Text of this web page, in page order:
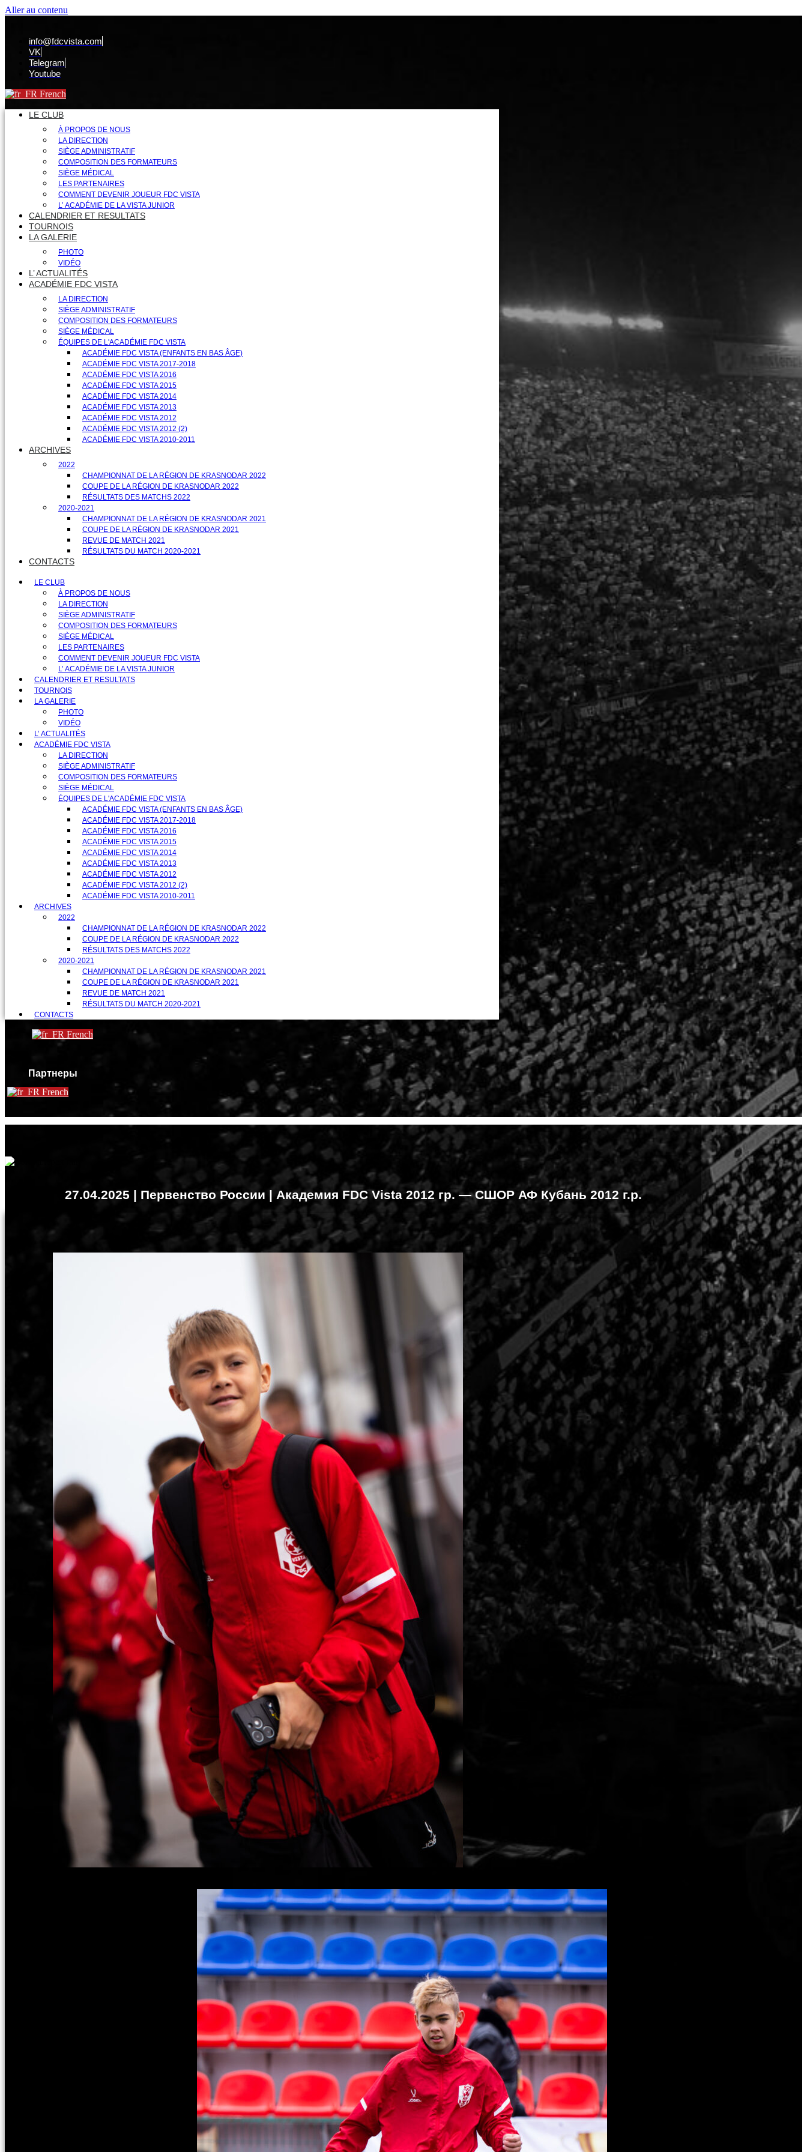
Aller au contenu
info@fdcvista.com
VK
Telegram
Youtube
French
LE CLUB
À PROPOS DE NOUS
LA DIRECTION
SIÈGE ADMINISTRATIF
COMPOSITION DES FORMATEURS
SIÈGE MÉDICAL
LES PARTENAIRES
COMMENT DEVENIR JOUEUR FDC VISTA
L’ ACADÉMIE DE LA VISTA JUNIOR
CALENDRIER ET RESULTATS
TOURNOIS
LA GALERIE
PHOTO
VIDÉO
L’ ACTUALITÉS
ACADÉMIE FDC VISTA
LA DIRECTION
SIÈGE ADMINISTRATIF
COMPOSITION DES FORMATEURS
SIÈGE MÉDICAL
ÉQUIPES DE L'ACADÉMIE FDC VISTA
ACADÉMIE FDC VISTA (ENFANTS EN BAS ÂGE)
ACADÉMIE FDC VISTA 2017-2018
ACADÉMIE FDC VISTA 2016
ACADÉMIE FDC VISTA 2015
ACADÉMIE FDC VISTA 2014
ACADÉMIE FDC VISTA 2013
ACADÉMIE FDC VISTA 2012
ACADÉMIE FDC VISTA 2012 (2)
ACADÉMIE FDC VISTA 2010-2011
ARCHIVES
2022
CHAMPIONNAT DE LA RÉGION DE KRASNODAR 2022
COUPE DE LA RÉGION DE KRASNODAR 2022
RÉSULTATS DES MATCHS 2022
2020-2021
CHAMPIONNAT DE LA RÉGION DE KRASNODAR 2021
COUPE DE LA RÉGION DE KRASNODAR 2021
REVUE DE MATCH 2021
RÉSULTATS DU MATCH 2020-2021
CONTACTS
LE CLUB
À PROPOS DE NOUS
LA DIRECTION
SIÈGE ADMINISTRATIF
COMPOSITION DES FORMATEURS
SIÈGE MÉDICAL
LES PARTENAIRES
COMMENT DEVENIR JOUEUR FDC VISTA
L’ ACADÉMIE DE LA VISTA JUNIOR
CALENDRIER ET RESULTATS
TOURNOIS
LA GALERIE
PHOTO
VIDÉO
L’ ACTUALITÉS
ACADÉMIE FDC VISTA
LA DIRECTION
SIÈGE ADMINISTRATIF
COMPOSITION DES FORMATEURS
SIÈGE MÉDICAL
ÉQUIPES DE L'ACADÉMIE FDC VISTA
ACADÉMIE FDC VISTA (ENFANTS EN BAS ÂGE)
ACADÉMIE FDC VISTA 2017-2018
ACADÉMIE FDC VISTA 2016
ACADÉMIE FDC VISTA 2015
ACADÉMIE FDC VISTA 2014
ACADÉMIE FDC VISTA 2013
ACADÉMIE FDC VISTA 2012
ACADÉMIE FDC VISTA 2012 (2)
ACADÉMIE FDC VISTA 2010-2011
ARCHIVES
2022
CHAMPIONNAT DE LA RÉGION DE KRASNODAR 2022
COUPE DE LA RÉGION DE KRASNODAR 2022
RÉSULTATS DES MATCHS 2022
2020-2021
CHAMPIONNAT DE LA RÉGION DE KRASNODAR 2021
COUPE DE LA RÉGION DE KRASNODAR 2021
REVUE DE MATCH 2021
RÉSULTATS DU MATCH 2020-2021
CONTACTS
French
Партнеры
French
27.04.2025 | Первенство России | Академия FDC Vista 2012 гр. — СШОР АФ Кубань 2012 г.р.